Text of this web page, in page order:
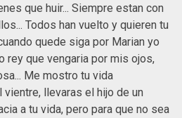
que huir... Siempre estan con
Todos han vuelto y quieren tu
quede siga por Marian yo
rey que vengaria por mis ojos,
Me mostro tu vida
llevaras el hijo de un
a tu vida, pero para que no sea